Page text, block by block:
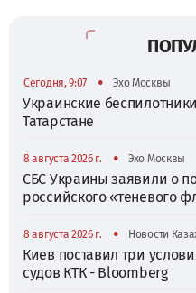
Сегодня, 9:07 • Эхо Москвы
Украинские
Татарстане
8 августа 2026 г. • Эхо Москвы
СБС Украины заявили о
российского «теневого
8 августа 2026 г. • Новости
Киев поставил три
судов КТК - Bloomberg